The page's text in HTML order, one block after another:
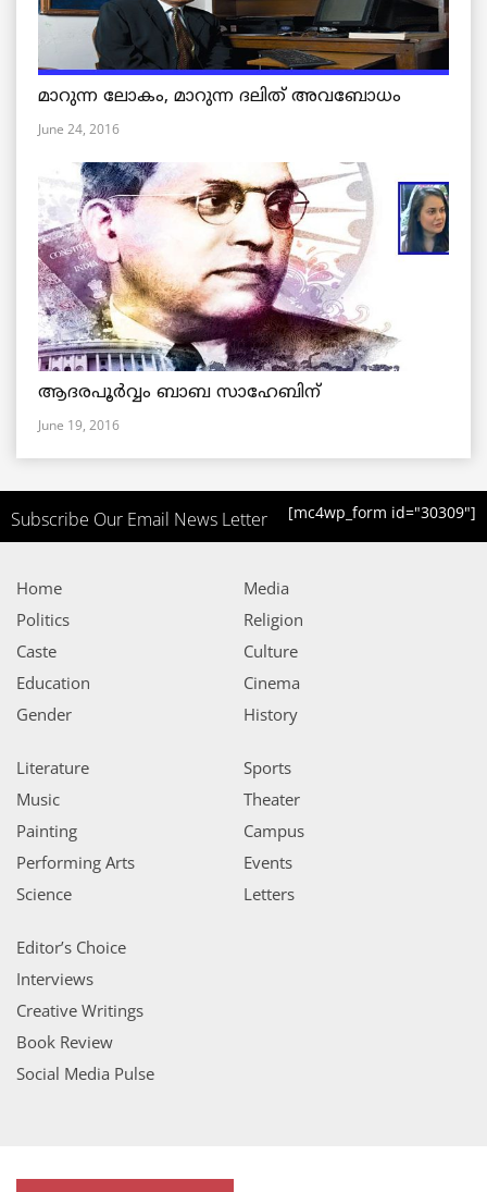
മാറുന്ന ലോകം, മാറുന്ന ദലിത് അവബോധം
June 24, 2016
ആദരപൂര്‍വ്വം ബാബ സാഹേബിന്
June 19, 2016
Subscribe Our Email News Letter [mc4wp_form id="30309"]
Home
Politics
Caste
Education
Gender
Media
Religion
Culture
Cinema
History
Literature
Music
Painting
Performing Arts
Science
Sports
Theater
Campus
Events
Letters
Editor’s Choice
Interviews
Creative Writings
Book Review
Social Media Pulse